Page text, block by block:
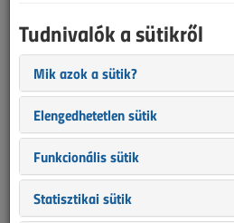
Meddig érvényes a hozzáférés a
VL előfizetés
Tudnivalók a sütikről
Mik azok a sütik?
Elengedhetetlen sütik
Funkcionális sütik
Statisztikai sütik